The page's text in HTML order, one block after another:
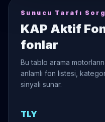
Sunucu Tarafı
KAP Aktif
fonlar
Bu tablo arama
anlamlı fon listesi,
sinyali sunar.
TLY